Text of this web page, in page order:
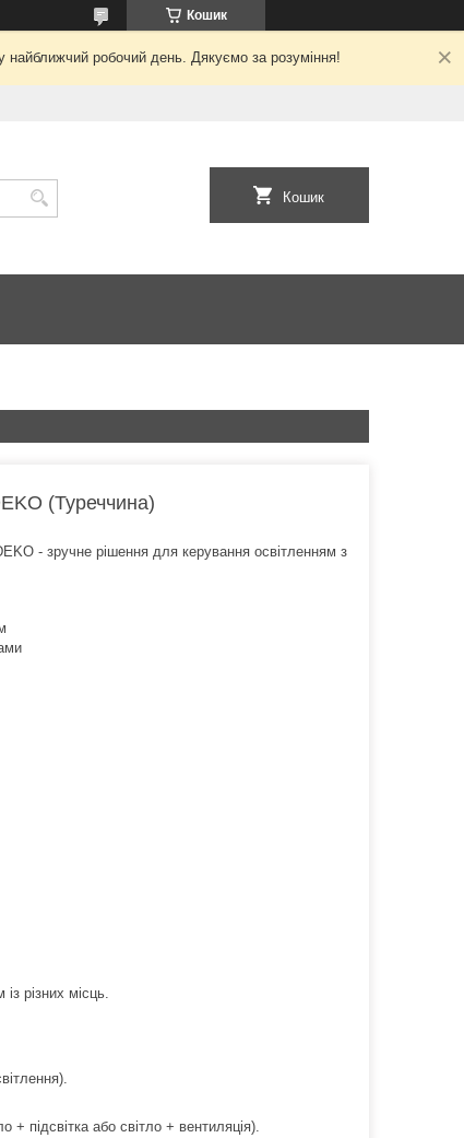
Кошик
найближчий робочий день. Дякуємо за розуміння!
Кошик
(Туреччина)
- зручне рішення для керування освітленням з
різних місць.
+ підсвітка або світло + вентиляція).